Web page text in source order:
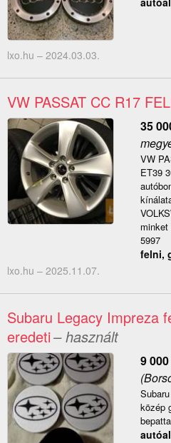
lxo.hu – 2024.03.03.
VW PASSAT CC R17
35
VW
ET39
5997
felni,
lxo.hu – 2025.11.07.
Subaru Legacy Impreza
eredeti– használt
9 000
közép